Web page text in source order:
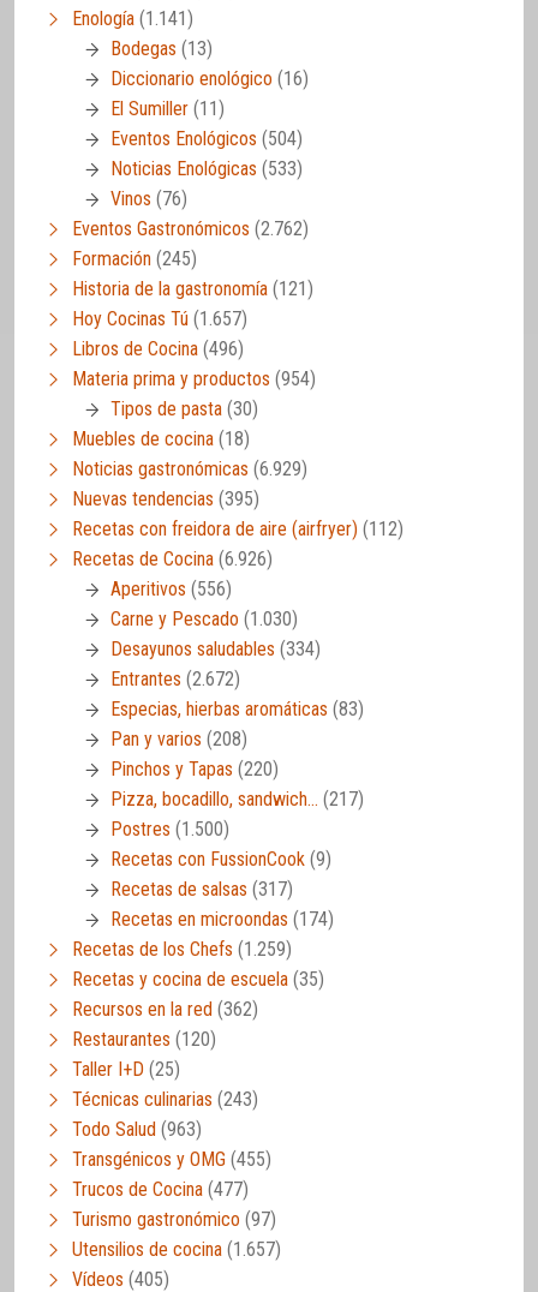
Enología (1.141)
Bodegas (13)
Diccionario enológico (16)
El Sumiller (11)
Eventos Enológicos (504)
Noticias Enológicas (533)
Vinos (76)
Eventos Gastronómicos (2.762)
Formación (245)
Historia de la gastronomía (121)
Hoy Cocinas Tú (1.657)
Libros de Cocina (496)
Materia prima y productos (954)
Tipos de pasta (30)
Muebles de cocina (18)
Noticias gastronómicas (6.929)
Nuevas tendencias (395)
Recetas con freidora de aire (airfryer) (112)
Recetas de Cocina (6.926)
Aperitivos (556)
Carne y Pescado (1.030)
Desayunos saludables (334)
Entrantes (2.672)
Especias, hierbas aromáticas (83)
Pan y varios (208)
Pinchos y Tapas (220)
Pizza, bocadillo, sandwich… (217)
Postres (1.500)
Recetas con FussionCook (9)
Recetas de salsas (317)
Recetas en microondas (174)
Recetas de los Chefs (1.259)
Recetas y cocina de escuela (35)
Recursos en la red (362)
Restaurantes (120)
Taller I+D (25)
Técnicas culinarias (243)
Todo Salud (963)
Transgénicos y OMG (455)
Trucos de Cocina (477)
Turismo gastronómico (97)
Utensilios de cocina (1.657)
Vídeos (405)